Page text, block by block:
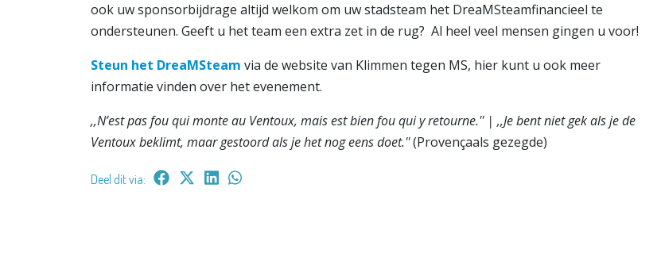
ook uw sponsorbijdrage altijd welkom om uw stadsteam het DreaMSteamfinancieel te
ondersteunen. Geeft u het team een extra zet in de rug? Al heel veel mensen gingen u voor!
Steun het DreaMSteam via de website van Klimmen tegen MS, hier kunt u ook meer
informatie vinden over het evenement.
,,N’est pas fou qui monte au Ventoux, mais est bien fou qui y retourne.'' | ,,Je bent niet gek als je de
Ventoux beklimt, maar gestoord als je het nog eens doet.''(Provençaals gezegde)
Deel dit via: